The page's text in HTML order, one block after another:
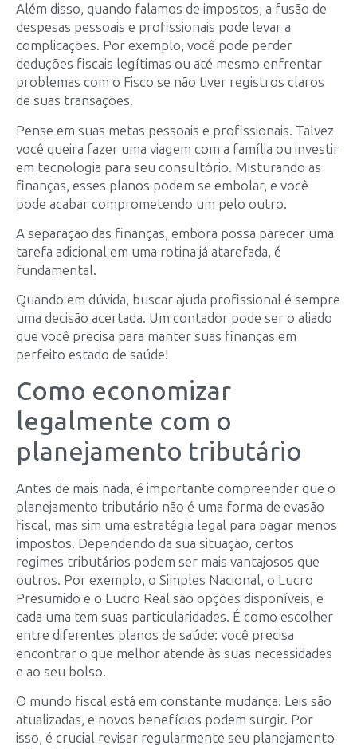
Além disso, quando falamos de impostos, a fusão de
despesas pessoais e profissionais pode levar a
complicações. Por exemplo, você pode perder
deduções fiscais legítimas ou até mesmo enfrentar
problemas com o Fisco se não tiver registros claros
de suas transações.
Pense em suas metas pessoais e profissionais. Talvez
você queira fazer uma viagem com a família ou investir
em tecnologia para seu consultório. Misturando as
finanças, esses planos podem se embolar, e você
pode acabar comprometendo um pelo outro.
A separação das finanças, embora possa parecer uma
tarefa adicional em uma rotina já atarefada, é
fundamental.
Quando em dúvida, buscar ajuda profissional é sempre
uma decisão acertada. Um contador pode ser o aliado
que você precisa para manter suas finanças em
perfeito estado de saúde!
Como economizar
legalmente com o
planejamento tributário
Antes de mais nada, é importante compreender que o
planejamento tributário não é uma forma de evasão
fiscal, mas sim uma estratégia legal para pagar menos
impostos. Dependendo da sua situação, certos
regimes tributários podem ser mais vantajosos que
outros. Por exemplo, o Simples Nacional, o Lucro
Presumido e o Lucro Real são opções disponíveis, e
cada uma tem suas particularidades. É como escolher
entre diferentes planos de saúde: você precisa
encontrar o que melhor atende às suas necessidades
e ao seu bolso.
O mundo fiscal está em constante mudança. Leis são
atualizadas, e novos benefícios podem surgir. Por
isso, é crucial revisar regularmente seu planejamento